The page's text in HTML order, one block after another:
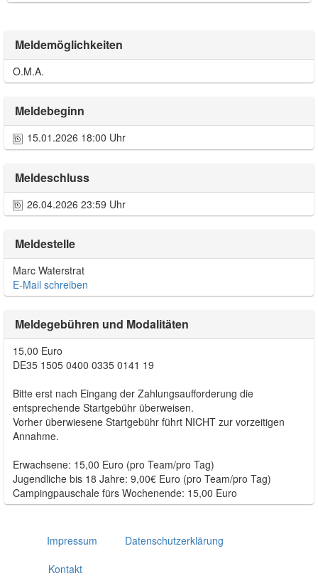
Meldemöglichkeiten
O.M.A.
Meldebeginn
15.01.2026 18:00 Uhr
Meldeschluss
26.04.2026 23:59 Uhr
Meldestelle
Marc Waterstrat
E-Mail schreiben
Meldegebühren und Modalitäten
15,00 Euro
DE35 1505 0400 0335 0141 19
Bitte erst nach Eingang der Zahlungsaufforderung die
entsprechende Startgebühr überweisen.
Vorher überwiesene Startgebühr führt NICHT zur vorzeitigen
Annahme.
Erwachsene: 15,00 Euro (pro Team/pro Tag)
Jugendliche bis 18 Jahre: 9,00€ Euro (pro Team/pro Tag)
Campingpauschale fürs Wochenende: 15,00 Euro
Impressum
Datenschutzerklärung
Kontakt